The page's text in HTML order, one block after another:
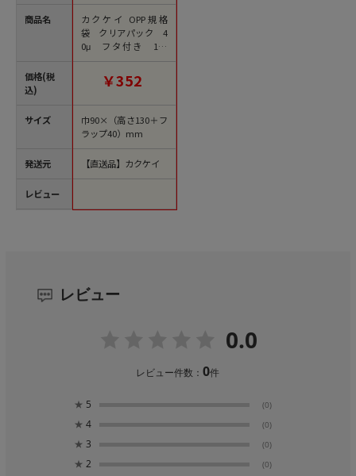
商品名
価格(税
込)
サイズ
発送元
レビュー
カクケイ OPP規格
袋 クリアパック 4
0μ フタ付き 100
枚 写真用 オ-090 1
束）【直送品】
￥352
巾90×（高さ130＋フ
ラップ40）mm
【直送品】カクケイ
レビュー
0.0
レビュー件数：0件
★ 5 (0)
★ 4 (0)
★ 3 (0)
★ 2 (0)